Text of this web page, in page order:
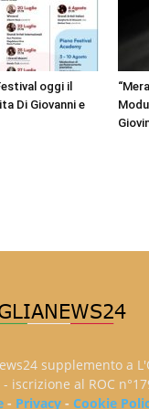
oggi il
Di Giovanni e
supplemento a
al ROC
- Privacy - Cookie